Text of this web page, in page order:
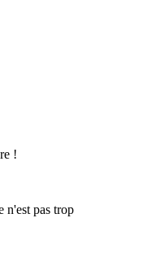
!
n'est pas trop